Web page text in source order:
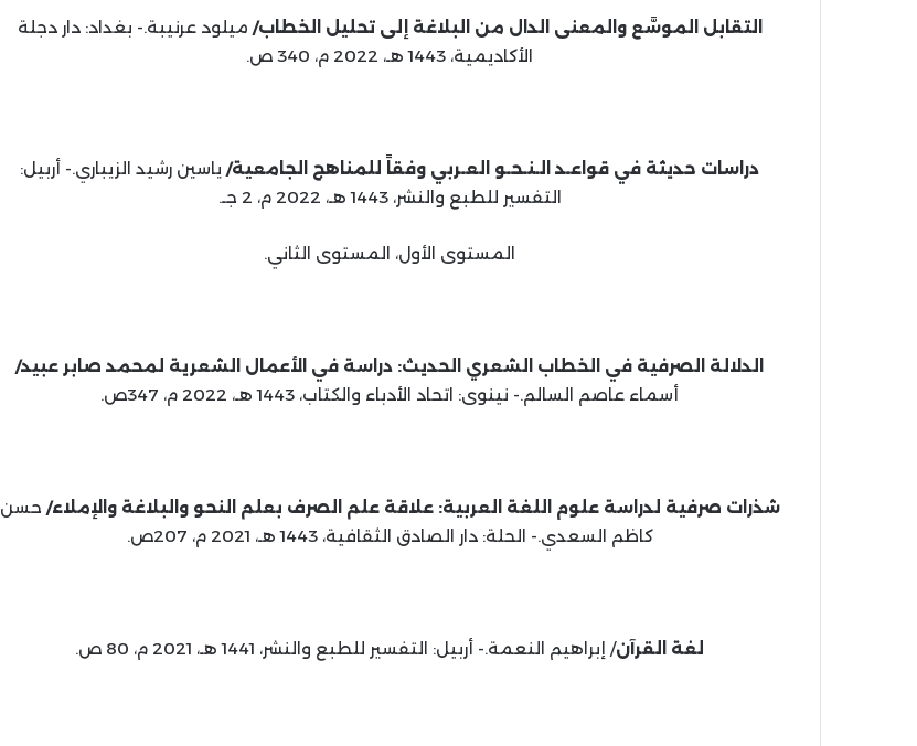
التقابل الموسَّع والمعنى الدال من البلاغة إلى تحليل الخطاب/ ميلود عرنيبة.- بغداد: دار دجلة
الأكاديمية، 1443 هـ، 2022 م، 340 ص.
دراسات حديثة في قواعـد الـنـحـو العـربي وفقاً للمناهج الجامعية/ ياسين رشيد الزيباري.- أربيل:
التفسير للطبع والنشر، 1443 هـ، 2022 م، 2 جـ.
المستوى الأول، المستوى الثاني.
الدلالة الصرفية في الخطاب الشعري الحديث: دراسة في الأعمال الشعرية لمحمد صابر عبيد/
أسماء عاصم السالم.- نينوى: اتحاد الأدباء والكتاب، 1443 هـ، 2022 م، 347ص.
شذرات صرفية لدراسة علوم اللغة العربية: علاقة علم الصرف بعلم النحو والبلاغة والإملاء/ حسن
كاظم السعدي.- الحلة: دار الصادق الثقافية، 1443 هـ، 2021 م، 207ص.
لغة القرآن/ إبراهيم النعمة.- أربيل: التفسير للطبع والنشر، 1441 هـ، 2021 م، 80 ص.